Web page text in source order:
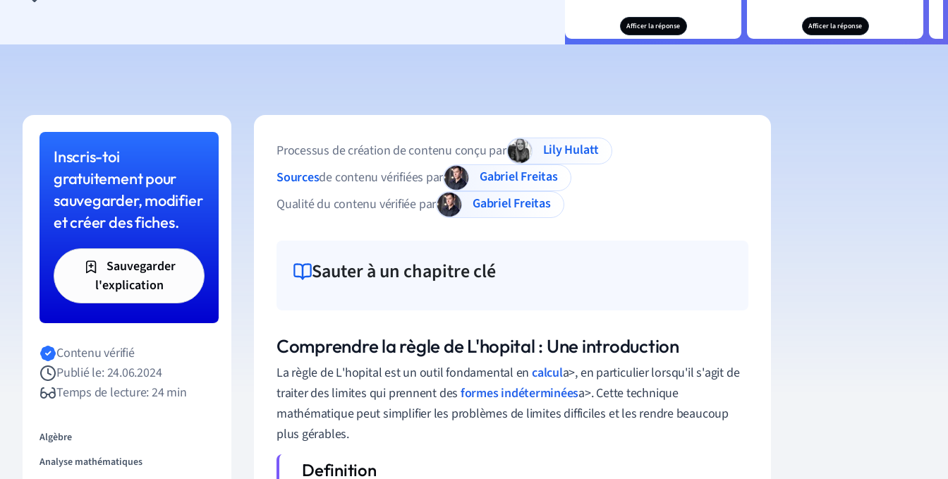
Afficer la réponse Afficer la réponse
Inscris-toi
gratuitement pour
sauvegarder, modifier
et créer des fiches.
Sauvegarder
l'explication
Contenu vérifié
Publié le: 24.06.2024
Temps de lecture: 24 min
Algèbre
Analyse mathématiques
Processus de création de contenu conçu par
Lily Hulatt
Sourcesde contenu vérifiées par
Gabriel Freitas
Qualité du contenu vérifiée par
Gabriel Freitas
Sauter à un chapitre clé
Comprendre la règle de L'hopital : Une introduction
La règledeL'hopitalestun outilfondamental en calcula>,en particulierlorsqu'ils'agitde
traiterdes limites qui prennentdes formes indéterminéesa>.Cettetechnique
mathématiquepeutsimplifier les problèmes de limitesdifficiles etles rendre beaucoup
plus gérables.